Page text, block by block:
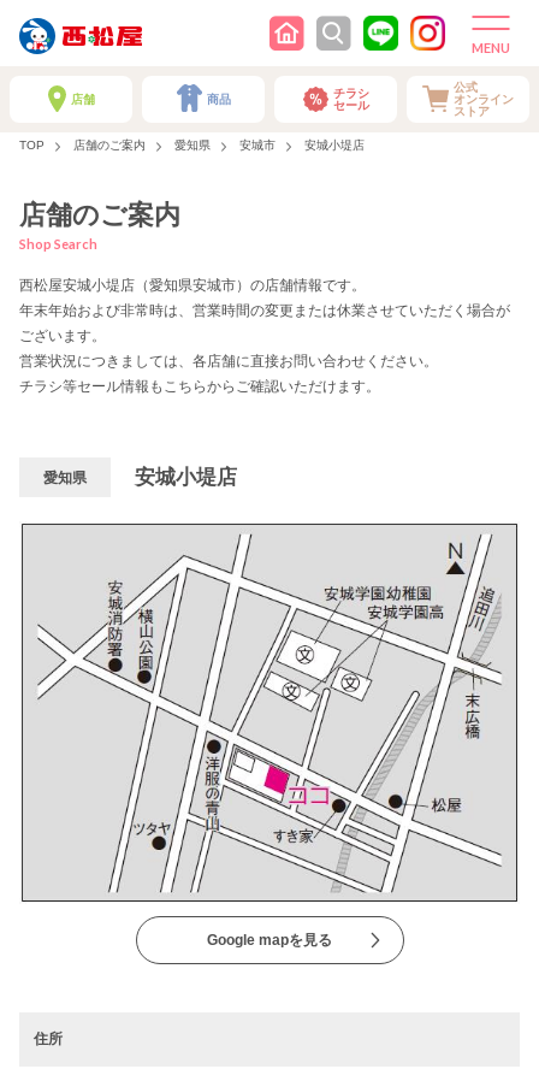
店舗 商品
チラシ
セール
公式
オンライン
ストア
TOP 店舗のご案内 愛知県 安城市 安城小堤店
店舗のご案内
Shop Search
西松屋安城小堤店（愛知県安城市）の店舗情報です。
年末年始および非常時は、営業時間の変更または休業させていただく場合が
ございます。
営業状況につきましては、各店舗に直接お問い合わせください。
チラシ等セール情報もこちらからご確認いただけます。
愛知県 安城小堤店
Google mapを見る
住所